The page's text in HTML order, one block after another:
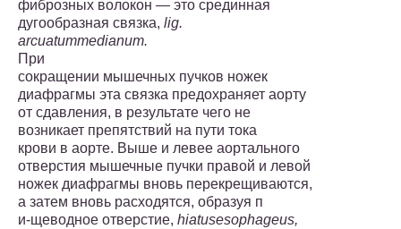
фиброзных волокон — это срединная
дугооб­разная связка, lig.
arcuatummedianum.
При
сокращении мышечных пучков ножек
диафрагмы эта связка предохраняет аорту
от сдавления, в результате чего не
возникает препятствий на пути тока
крови в аорте. Выше и левее аортального
отверстия мышечные пучки правой и левой
ножек диафрагмы вновь перекрещиваются,
а затем вновь расходятся, образуя п
и-щеводное отверстие, hiatusesophageus,